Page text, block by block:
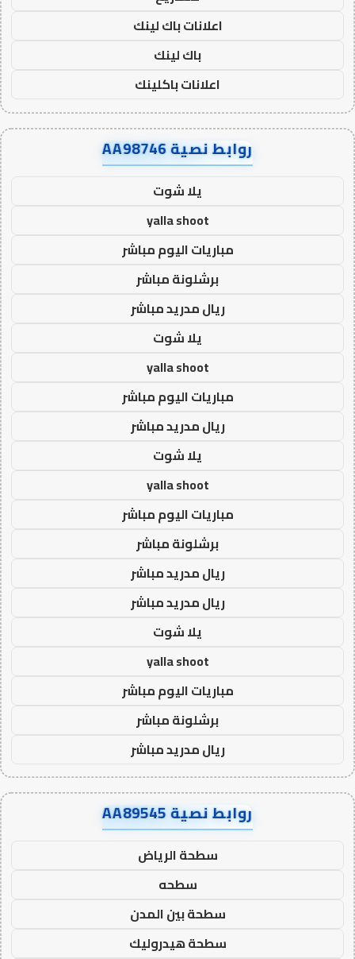
اعلانات باك لينك
باك لينك
اعلانات باكلينك
روابط نصية AA98746
يلا شوت
yalla shoot
مباريات اليوم مباشر
برشلونة مباشر
ريال مدريد مباشر
يلا شوت
yalla shoot
مباريات اليوم مباشر
ريال مدريد مباشر
يلا شوت
yalla shoot
مباريات اليوم مباشر
برشلونة مباشر
ريال مدريد مباشر
ريال مدريد مباشر
يلا شوت
yalla shoot
مباريات اليوم مباشر
برشلونة مباشر
ريال مدريد مباشر
روابط نصية AA89545
سطحة الرياض
سطحه
سطحة بين المدن
سطحة هيدروليك